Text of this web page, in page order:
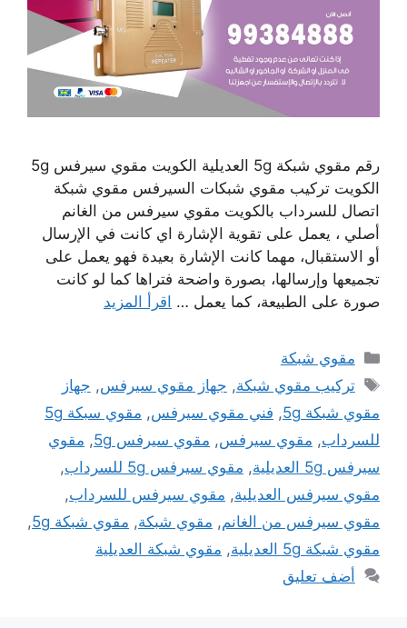
رقم مقوي شبكة 5g العديلية الكويت مقوي سيرفس 5g
الكويت تركيب مقوي شبكات السيرفس مقوي شبكة
اتصال للسرداب بالكويت مقوي سيرفس من الغانم
أصلي ، يعمل على تقوية الإشارة اي كانت في الإرسال
أو الاستقبال، مهما كانت الإشارة بعيدة فهو يعمل على
تجميعها وإرسالها، بصورة واضحة فتراها كما لو كانت
صورة على الطبيعة، كما يعمل … اقرأ المزيد
التصنيفات
مقوي شبكة
الوسوم
تركيب مقوي شبكة, جهاز مقوي سيرفس, جهاز
مقوي شبكة 5g
, فني مقوي سيرفس,
مقوي سبكة 5g
للسرداب, مقوي سيرفس, مقوي سيرفس 5g , مقوي
سيرفس 5g العديلية
, مقوي سيرفس 5g للسرداب
,
مقوي سيرفس العديلية, مقوي سيرفس للسرداب,
مقوي سيرفس من الغانم, مقوي شبكة, مقوي شبكة 5g
,
مقوي شبكة 5g العديلية
, مقوي شبكة العديلية
أضف تعليق